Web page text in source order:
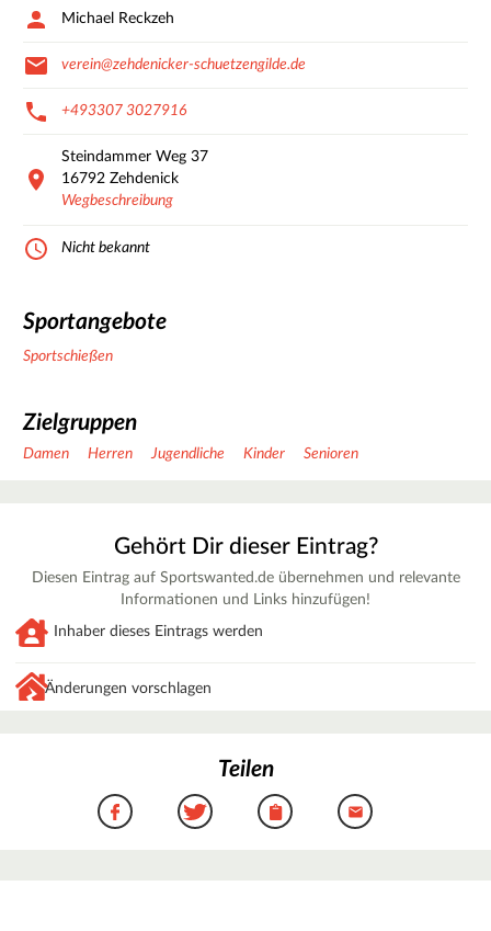
Michael Reckzeh
verein@zehdenicker-schuetzengilde.de
+493307 3027916
Steindammer Weg 37
16792 Zehdenick
Wegbeschreibung
Nicht bekannt
Sportangebote
Sportschießen
Zielgruppen
Damen Herren Jugendliche Kinder Senioren
Gehört Dir dieser Eintrag?
Diesen Eintrag auf Sportswanted.de übernehmen und relevante
Informationen und Links hinzufügen!
Inhaber dieses Eintrags werden
Änderungen vorschlagen
Teilen